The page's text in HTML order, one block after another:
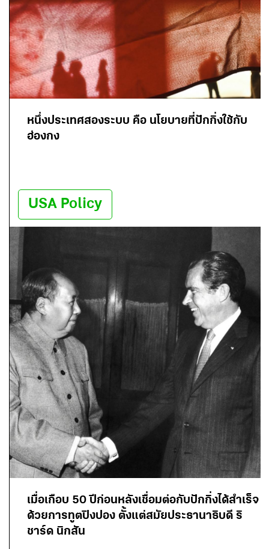
หนึ่งประเทศสองระบบ คือ นโยบายที่ปักกิ่งใช้กับ
ฮ่องกง
USA Policy
เมื่อเกือบ 50 ปีก่อนหลังเชื่อมต่อกับปักกิ่งได้สำเร็จ
ด้วยการทูตปิงปอง ตั้งแต่สมัยประธานาธิบดี ริ
ชาร์ด นิกสัน